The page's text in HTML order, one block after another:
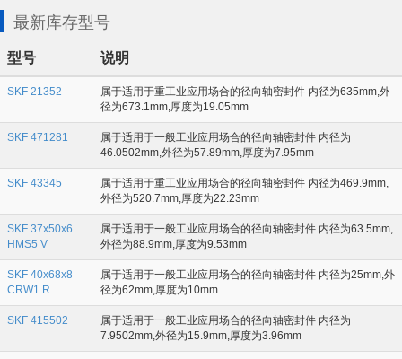
最新库存型号
型号 说明
SKF 21352
属于适用于重工业应用场合的径向轴密封件 内径为635mm,外
径为673.1mm,厚度为19.05mm
SKF 471281
属于适用于一般工业应用场合的径向轴密封件 内径为
46.0502mm,外径为57.89mm,厚度为7.95mm
SKF 43345
属于适用于重工业应用场合的径向轴密封件 内径为469.9mm,
外径为520.7mm,厚度为22.23mm
SKF 37x50x6
HMS5 V
属于适用于一般工业应用场合的径向轴密封件 内径为63.5mm,
外径为88.9mm,厚度为9.53mm
SKF 40x68x8
CRW1 R
属于适用于一般工业应用场合的径向轴密封件 内径为25mm,外
径为62mm,厚度为10mm
SKF 415502
属于适用于一般工业应用场合的径向轴密封件 内径为
7.9502mm,外径为15.9mm,厚度为3.96mm